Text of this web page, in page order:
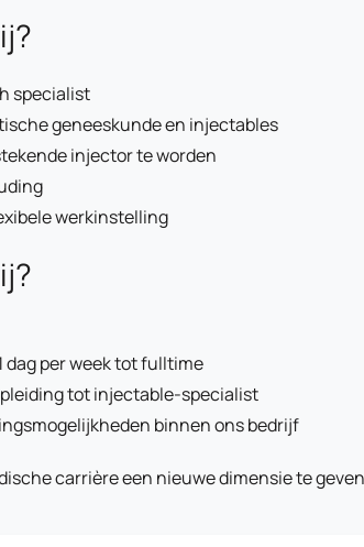
specialist
geneeskunde en injectables
injector te worden
werkinstelling
dag per week tot fulltime
tot injectable-specialist
binnen ons bedrijf
carrière een nieuwe dimensie te